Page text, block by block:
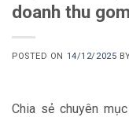
doanh thu
POSTED ON 14/12/2025
Chia sẻ chuyên mục